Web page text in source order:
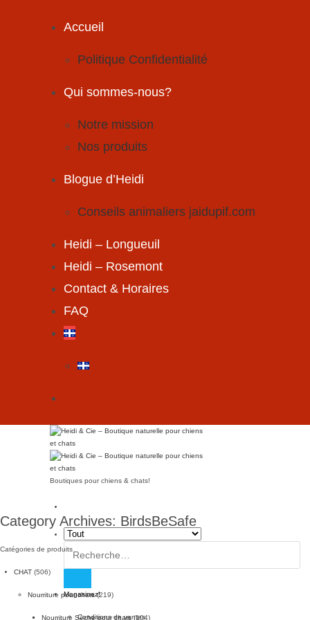
Accueil
Politique Confidentialité
Qui sommes-nous?
Notre mission
Nos produits
Blogue d’Heidi
Conseils animaliers jaidupif.com
Heidi – Longueuil
Heidi – Rosemont
Contact & Horaires
FAQ
Boutiques pour chiens & chats!
Rechercher :
Magasinez!
Conditions de ventes
Category Archives: BirdsBeSafe
Catégories de produits
CHAT (506)
Nourriture pour chats (219)
Nourriture Sèche pour chats (104)